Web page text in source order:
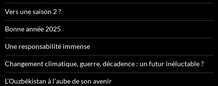
Vers une saison 2 ?
Bonne année 2025
Une responsabilité immense
Changement climatique, guerre, décadence : un futur inéluctable ?
L’Ouzbékistan à l’aube de son avenir